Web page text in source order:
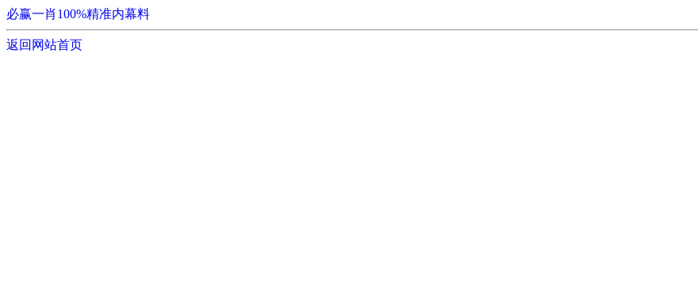
必赢一肖100%精准内幕料
返回网站首页